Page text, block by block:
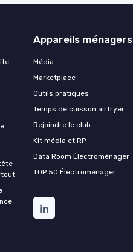
Appareils ménagers
Média
Marketplace
Outils pratiques
Temps de cuisson airfryer
Rejoindre le club
Kit média et RP
Data Room Électroménager
TOP 50 Électroménager